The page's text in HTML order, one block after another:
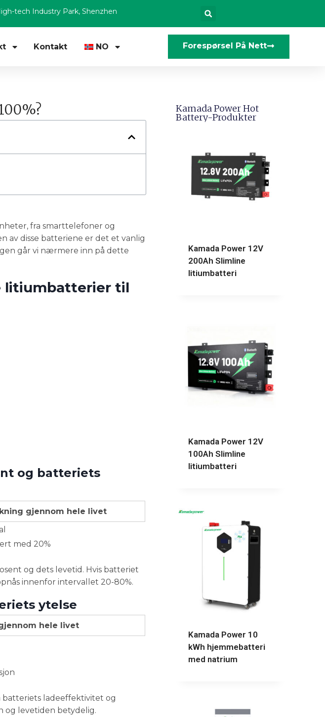
tech Industry Park, Shenzhen
Kontakt NO Forespørsel På Nett
fra smarttelefoner og
av disse batteriene er det et vanlig
går vi nærmere inn på dette
litiumbatterier til
og batteriets
gjennom hele livet
med 20%
og dets levetid. Hvis batteriet
innenfor intervallet 20-80%.
ytelse
hele livet
ladeeffektivitet og
og levetiden betydelig.
Kamada Power Hot
Battery-Produkter
Kamada Power 12V
200Ah Slimline
litiumbatteri
Kamada Power 12V
100Ah Slimline
litiumbatteri
Kamada Power 10
kWh hjemmebatteri
med natrium